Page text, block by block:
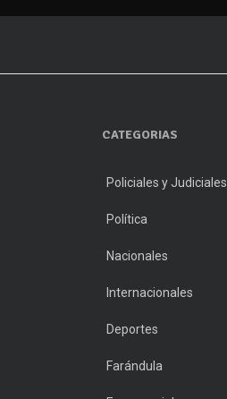
CATEGORIAS
Policiales y Judiciales
Política
Nacionales
Internacionales
Deportes
Farándula